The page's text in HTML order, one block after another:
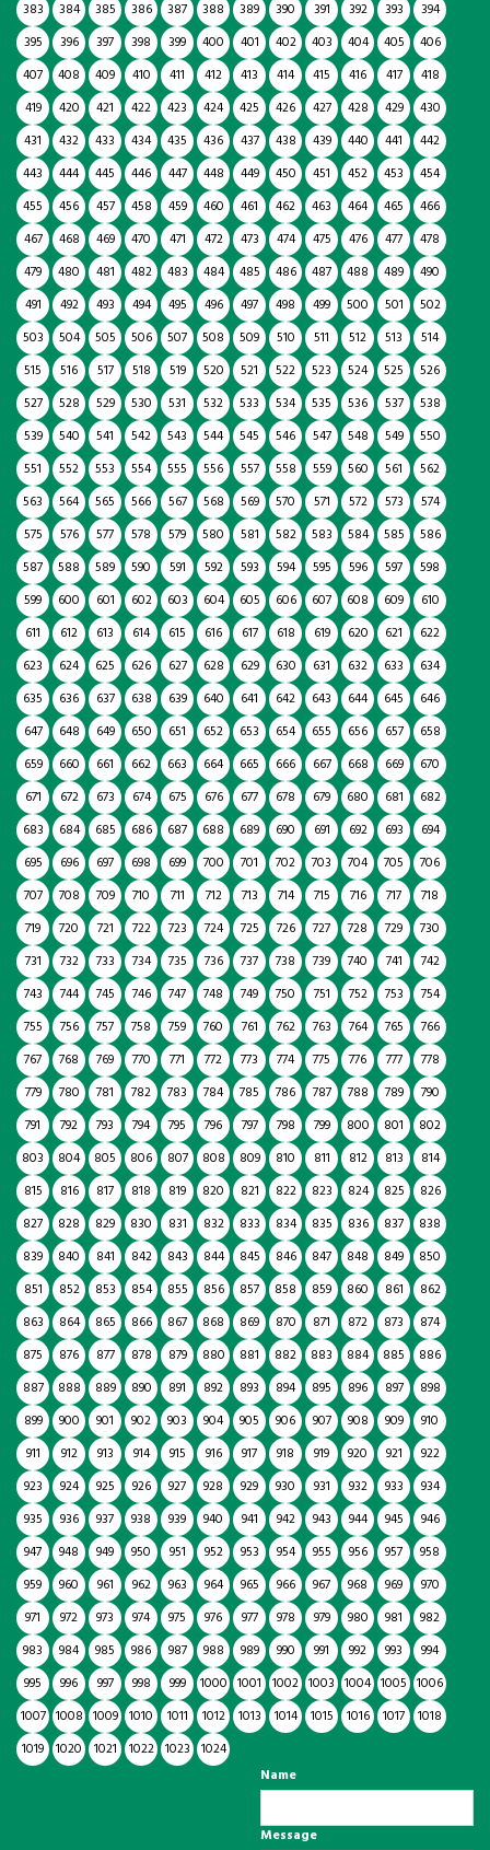
383
384 385 386 387 388 389 390 391 392 393
394
395
396 397 398 399 400 401 402 403 404 405
406
407
408 409 410 411 412 413 414 415 416 417
418
419
420 421 422 423 424 425 426 427 428 429
430
431
432 433 434 435 436 437 438 439 440 441
442
443
444 445 446 447 448 449 450 451 452 453
454
455
456 457 458 459 460 461 462 463 464 465
466
467
468 469 470 471 472 473 474 475 476 477
478
479
480 481 482 483 484 485 486 487 488 489
490
491
492 493 494 495 496 497 498 499 500 501
502
503
504 505 506 507 508 509 510 511 512 513
514
515
516 517 518 519 520 521 522 523 524 525
526
527
528 529 530 531 532 533 534 535 536 537
538
539
540 541 542 543 544 545 546 547 548 549
550
551
552 553 554 555 556 557 558 559 560 561
562
563
564 565 566 567 568 569 570 571 572 573
574
575
576 577 578 579 580 581 582 583 584 585
586
587
588 589 590 591 592 593 594 595 596 597
598
599
600 601 602 603 604 605 606 607 608 609
610
611
612 613 614 615 616 617 618 619 620 621
622
623
624 625 626 627 628 629 630 631 632 633
634
635
636 637 638 639 640 641 642 643 644 645
646
647
648 649 650 651 652 653 654 655 656 657
658
659
660 661 662 663 664 665 666 667 668 669
670
671
672 673 674 675 676 677 678 679 680 681
682
683
684 685 686 687 688 689 690 691 692 693
694
695
696 697 698 699 700 701 702 703 704 705
706
707
708 709 710 711 712 713 714 715 716 717
718
719
720 721 722 723 724 725 726 727 728 729
730
731
732 733 734 735 736 737 738 739 740 741
742
743
744 745 746 747 748 749 750 751 752 753
754
755
756 757 758 759 760 761 762 763 764 765
766
767
768 769 770 771 772 773 774 775 776 777
778
779
780 781 782 783 784 785 786 787 788 789
790
791
792 793 794 795 796 797 798 799 800 801
802
803
804 805 806 807 808 809 810 811 812 813
814
815
816 817 818 819 820 821 822 823 824 825
826
827
828 829 830 831 832 833 834 835 836 837
838
839
840 841 842 843 844 845 846 847 848 849
850
851
852 853 854 855 856 857 858 859 860 861
862
863
864 865 866 867 868 869 870 871 872 873
874
875
876 877 878 879 880 881 882 883 884 885
886
887
888 889 890 891 892 893 894 895 896 897
898
899
900 901 902 903 904 905 906 907 908 909
910
911
912 913 914 915 916 917 918 919 920 921
922
923
924 925 926 927 928 929 930 931 932 933
934
935
936 937 938 939 940 941 942 943 944 945
946
947
948 949 950 951 952 953 954 955 956 957
958
959
960 961 962 963 964 965 966 967 968 969
970
971
972 973 974 975 976 977 978 979 980 981
982
983
984 985 986 987 988 989 990 991 992 993
994
995
996 997 998 999 1000 1001 1002 1003 1004 1005 1006
1007 1008 1009 1010 1011 1012 1013 1014 1015 1016 1017
1018
1019 1020 1021 1022 1023 1024
Name
Message